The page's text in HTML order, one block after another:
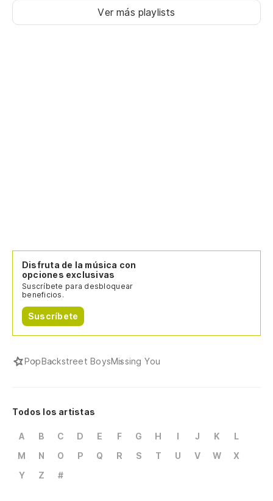
Ver más playlists
Disfruta de la música con
opciones exclusivas
Suscríbete para desbloquear
beneficios.
Suscríbete
PopBackstreet BoysMissing You
Todos los artistas
A B C D E F G H I J K
L
M
N O P Q R S T U V W
X
Y
Z #